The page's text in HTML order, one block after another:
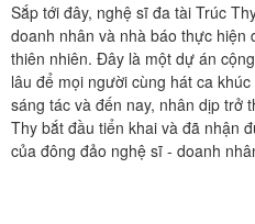
Sắp tới đây, nghệ sĩ đa tài Trúc
doanh nhân và nhà báo thực hiện
thiên nhiên. Đây là một dự án
lâu để mọi người cùng hát ca khúc
sáng tác và đến nay, nhân dịp trở
Thy bắt đầu tiển khai và đã nhận
của đông đảo nghệ sĩ - doanh